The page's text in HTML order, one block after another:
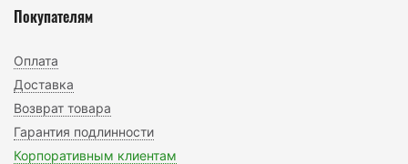
Покупателям
Оплата
Доставка
Возврат товара
Гарантия подлинности
Корпоративным клиентам